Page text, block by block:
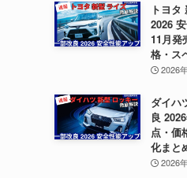
トヨタ
2026
11月発
格・ス
2026
ダイハ
良
点・価
化まと
2026